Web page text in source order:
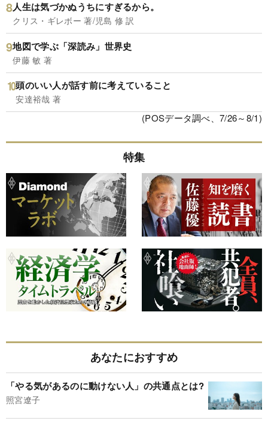
人生は気づかぬうちにすぎるから。
クリス・ギレボー 著/児島 修 訳
地図で学ぶ「深読み」世界史
伊藤 敏 著
頭のいい人が話す前に考えていること
安達裕哉 著
(POSデータ調べ、7/26～8/1)
特集
あなたにおすすめ
「やる気があるのに動けない人」の共通点とは?
照宮遼子